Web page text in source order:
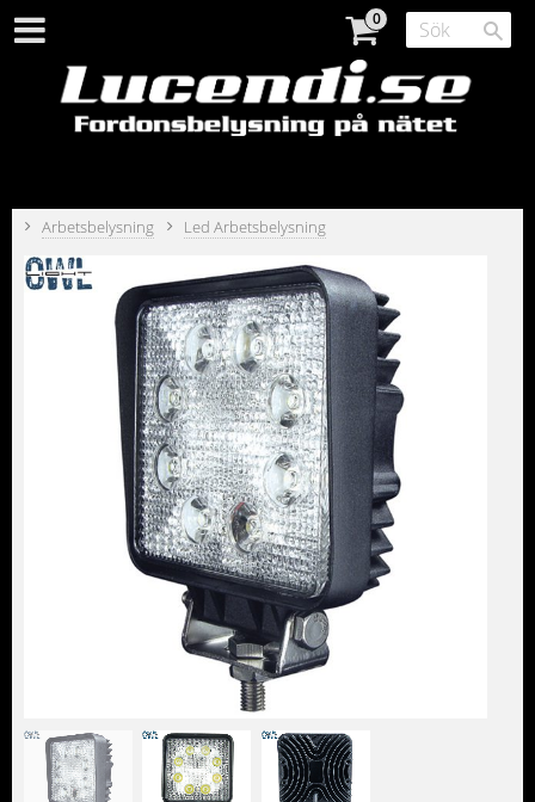
Arbetsbelysning Led Arbetsbelysning